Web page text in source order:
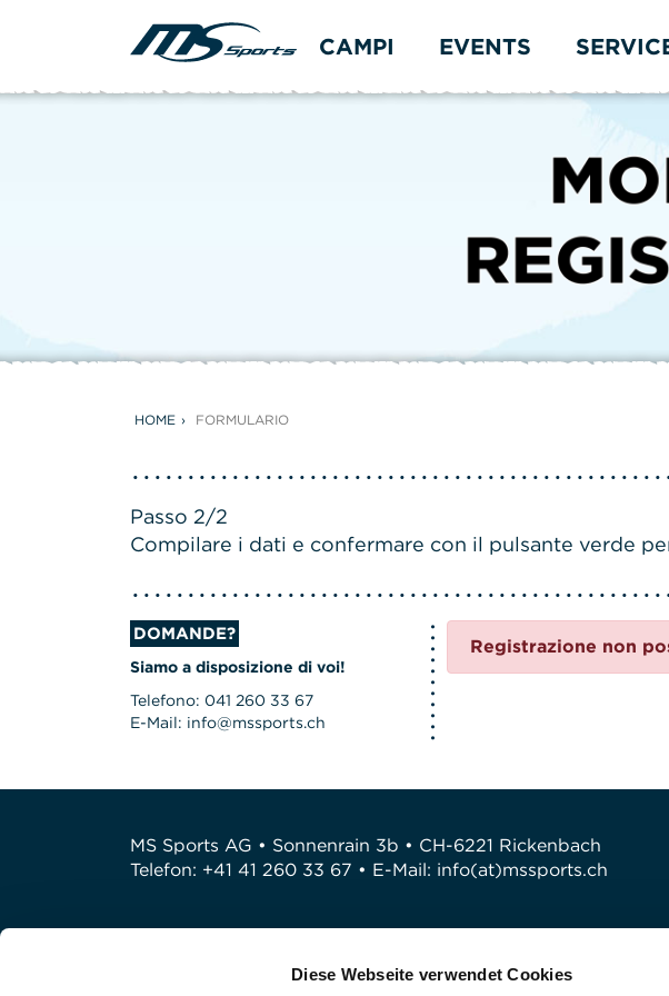
Diese Webseite verwendet Cookies
CAMPI EVENTS
HOME FORMULARIO
Passo 2/2
Compilare i dati e confermare con il pulsante verde
Registrazione non
DOMANDE?
Siamo a disposizione di voi!
Telefono: 041 260 33 67
E-Mail: info@mssports.ch
MS Sports AG • Sonnenrain 3b • CH-6221 Rickenbach
Telefon: +41 41 260 33 67 • E-Mail: info(at)mssports.ch